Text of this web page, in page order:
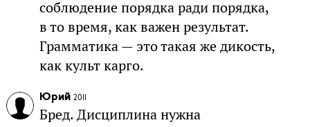
соблюдение порядка ради порядка,
в то время, как важен результат.
Грамматика — это такая же дикость,
как культ карго.
Юрий 2011
Бред. Дисциплина нужна